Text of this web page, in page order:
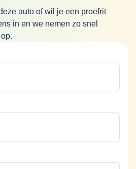
auto of wil je een proefrit
in en we nemen zo snel
is verplicht
is verplicht